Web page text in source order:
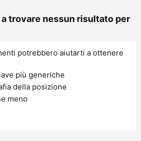
trovare nessun risultato per
potrebbero aiutarti a ottenere
più generiche
della posizione
meno